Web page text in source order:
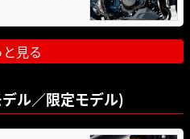
見る
ル／限定モデル)